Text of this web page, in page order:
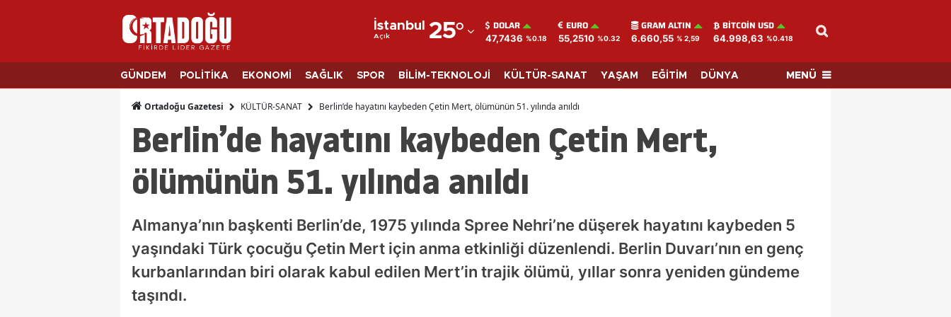
İstanbul
Açık 25°
Adana
Adıyaman
Afyonkarahisar
Ağrı
Ankara
Antalya
Artvin
Aydın
DOLAR
47,7436 %0.18
EURO
55,2510 %0.32
GRAM ALTIN
6.660,55 % 2,59
BITCOIN USD
64.998,63 %0.418
GÜNDEM POLİTİKA EKONOMİ SAĞLIK SPOR BİLİM-TEKNOLOJİ KÜLTÜR-SANAT YAŞAM EĞİTİM DÜNYA MENÜ
Ortadoğu Gazetesi KÜLTÜR-SANAT Berlin’de hayatını kaybeden Çetin Mert, ölümünün 51. yılında anıldı
Berlin’de hayatını kaybeden Çetin Mert,
ölümünün 51. yılında anıldı
Almanya’nın başkenti Berlin’de, 1975 yılında Spree Nehri’ne düşerek hayatını kaybeden 5
yaşındaki Türk çocuğu Çetin Mert için anma etkinliği düzenlendi. Berlin Duvarı’nın en genç
kurbanlarından biri olarak kabul edilen Mert’in trajik ölümü, yıllar sonra yeniden gündeme
taşındı.